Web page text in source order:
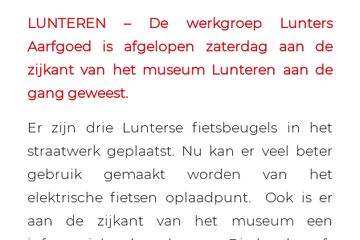
LUNTEREN – De werkgroep Lunters
Aarfgoed is afgelopen zaterdag aan de
zijkant van het museum Lunteren aan de
gang geweest.
Er zijn drie Lunterse fietsbeugels in het
straatwerk geplaatst. Nu kan er veel beter
gebruik gemaakt worden van het
elektrische fietsen oplaadpunt.
Ook is er
aan de zijkant van het museum een